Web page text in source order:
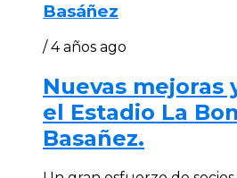
Basáñez
/ 4 años ago
Nuevas mejoras
el Estadio La
Basañez.